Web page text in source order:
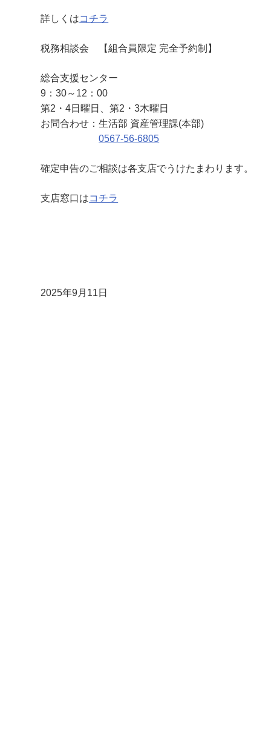
合
援
ン
ー
）
詳しくはコチラ
税務相談会 【組合員限定 完全予約制】
総合支援センター
9：30～12：00
第2・4日曜日、第2・3木曜日
お問合わせ：生活部 資産管理課(本部)
0567-56-6805
確定申告のご相談は各支店でうけたまわります。
支店窓口はコチラ
2025年9月11日